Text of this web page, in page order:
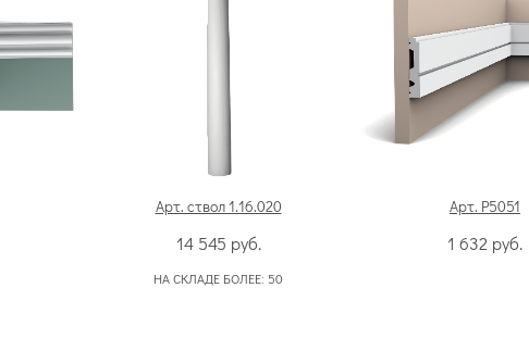
Арт. ствол 1.16.020
14 545 руб.
НА СКЛАДЕ БОЛЕЕ: 50
Арт. P5051
1 632 руб.